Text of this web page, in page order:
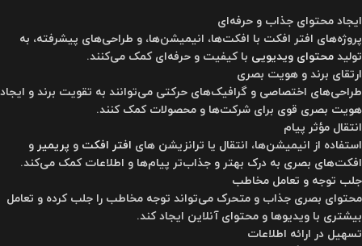
ایجاد محتوای جذاب و حرفه‌ای
پروژه‌های افتر افکت با افکت‌ها، انیمیشن‌ها، و طراحی‌های پیشرفته، به
تولیدمحتوای ویدیویی با کیفیت و حرفه‌ای کمک می‌کنند.
ارتقای برند و هویت بصری
طراحی‌های اختصاصی و گرافیک‌های حرکتی می‌توانند به تقویت برند و ایجاد
هویت بصری قوی برای شرکت‌ها و محصولات کمک کنند.
انتقال مؤثر پیام
استفاده از انیمیشن‌ها، انتقال‌ یا ترانزیشن های افتر افکت و پریمیرو
افکت‌های بصری به درک بهتر و جذاب‌تر پیام‌ها و اطلاعات کمک می‌کند.
جلب توجه و تعامل مخاطب
محتوای بصری جذاب و متحرک می‌تواند توجه مخاطب را جلب کرده و تعامل
بیشتری با ویدیوها و محتوای آنلاین ایجاد کند.
تسهیل در ارائه اطلاعات